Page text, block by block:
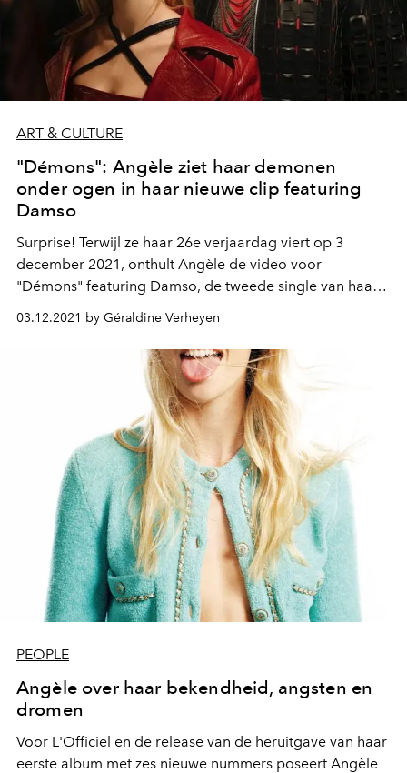
ART & CULTURE
"Démons": Angèle ziet haar demonen
onder ogen in haar nieuwe clip featuring
Damso
Surprise! Terwijl ze haar 26e verjaardag viert op 3
december 2021, onthult Angèle de video voor
"Démons" featuring Damso, de tweede single van haar
nieuwe album "Nonante-cinq", een week eerder dan
03.12.2021 by Géraldine Verheyen
PEOPLE
Angèle over haar bekendheid, angsten en
dromen
Voor L'Officiel en de release van de heruitgave van haar
eerste album met zes nieuwe nummers poseert Angèle